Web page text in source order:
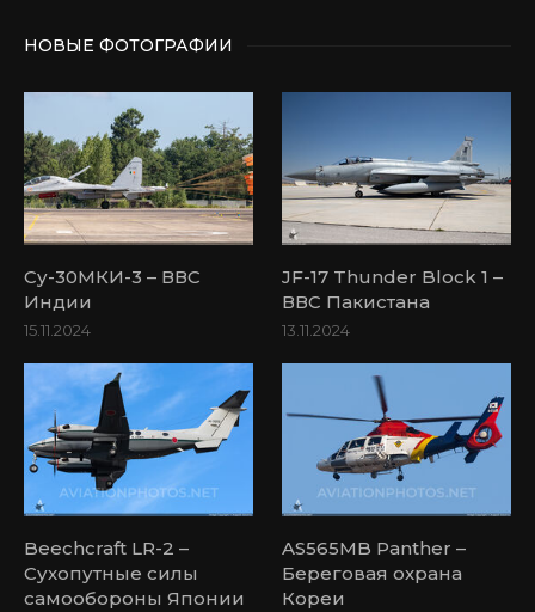
НОВЫЕ ФОТОГРАФИИ
Су-30МКИ-3 – ВВС
Индии
15.11.2024
JF-17 Thunder Block 1 –
ВВС Пакистана
13.11.2024
Beechcraft LR-2 –
Сухопутные силы
самообороны Японии
AS565MB Panther –
Береговая охрана
Кореи